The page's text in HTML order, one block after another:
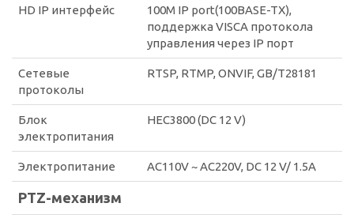
HD IP интерфейс
100M IP port(100BASE-TX),
поддержка VISCA протокола
управления через IP порт
Сетевые
протоколы
RTSP, RTMP, ONVIF, GB/T28181
Блок
электропитания
HEC3800 (DC 12 V)
Электропитание AC110V ~ AC220V, DC 12 V/ 1.5A
PTZ-механизм